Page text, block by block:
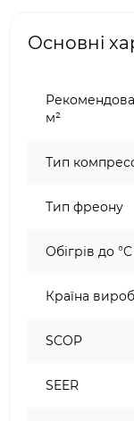
Основні
м²
Тип
Тип фреону
Обігрів до °C
Країна
SCOP
SEER